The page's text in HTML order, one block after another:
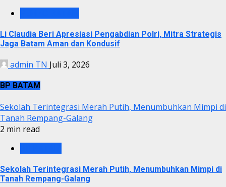
Li Claudia Beri Apresiasi Pengabdian Polri, Mitra Strategis
Jaga Batam Aman dan Kondusif
admin TN Juli 3, 2026
BP BATAM
Sekolah Terintegrasi Merah Putih, Menumbuhkan Mimpi di
Tanah Rempang-Galang
2 min read
Sekolah Terintegrasi Merah Putih, Menumbuhkan Mimpi di
Tanah Rempang-Galang